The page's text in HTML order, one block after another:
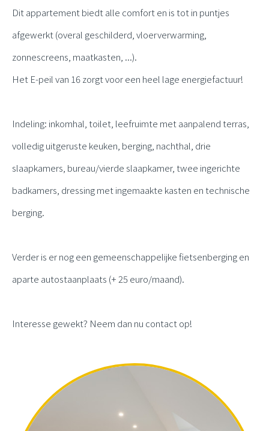
Dit appartement biedt alle comfort en is tot in puntjes
afgewerkt (overal geschilderd, vloerverwarming,
zonnescreens, maatkasten, ...).
Het E-peil van 16 zorgt voor een heel lage energiefactuur!
Indeling: inkomhal, toilet, leefruimte met aanpalend terras,
volledig uitgeruste keuken, berging, nachthal, drie
slaapkamers, bureau/vierde slaapkamer, twee ingerichte
badkamers, dressing met ingemaakte kasten en technische
berging.
Verder is er nog een gemeenschappelijke fietsenberging en
aparte autostaanplaats (+ 25 euro/maand).
Interesse gewekt? Neem dan nu contact op!